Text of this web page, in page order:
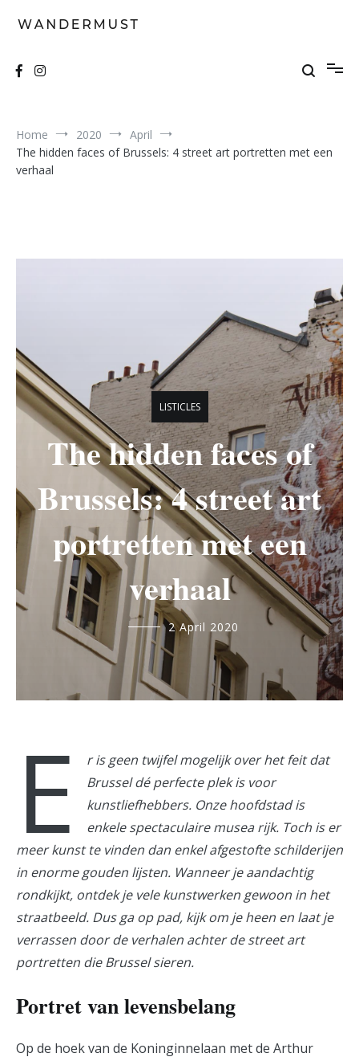
Home 2020
April
The hidden faces of Brussels: 4 street art portretten met een
verhaal
LISTICLES
The hidden faces of
Brussels: 4 street art
portretten met een
verhaal
marie.bergmans@student.ehb.be
2 April 2020
E
r is geen twijfel mogelijk over het feit dat
Brussel dé perfecte plek is voor
kunstliefhebbers. Onze hoofdstad is
enkele spectaculaire musea rijk. Toch is er
meer kunst te vinden dan enkel afgestofte schilderijen
in enorme gouden lijsten. Wanneer je aandachtig
rondkijkt, ontdek je vele kunstwerken gewoon in het
straatbeeld. Dus ga op pad, kijk om je heen en laat je
verrassen door de verhalen achter de street art
portretten die Brussel sieren.
Portret van levensbelang
Op de hoek van de Koninginnelaan met de Arthur